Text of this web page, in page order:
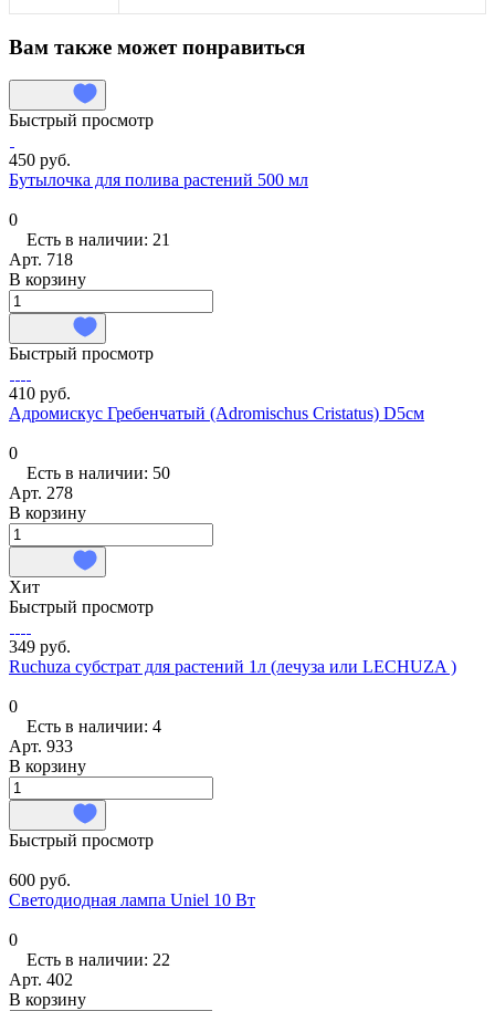
Вам также может понравиться
Быстрый просмотр
450 руб.
Бутылочка для полива растений 500 мл
0
Есть в наличии: 21
Арт. 718
В корзину
Быстрый просмотр
410 руб.
Адромискус Гребенчатый (Adromischus Cristatus) D5см
0
Есть в наличии: 50
Арт. 278
В корзину
Хит
Быстрый просмотр
349 руб.
Ruchuza субстрат для растений 1л (лечуза или LECHUZA )
0
Есть в наличии: 4
Арт. 933
В корзину
Быстрый просмотр
600 руб.
Светодиодная лампа Uniel 10 Вт
0
Есть в наличии: 22
Арт. 402
В корзину